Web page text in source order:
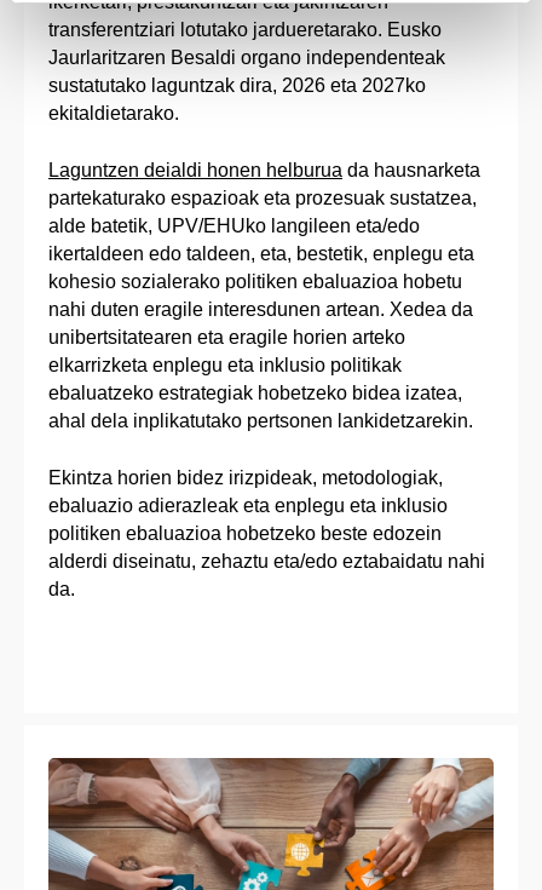
transferentziari lotutako jardueretarako. Eusko
Jaurlaritzaren Besaldi organo independenteak
sustatutako laguntzak dira, 2026 eta 2027ko
ekitaldietarako.
Laguntzen deialdi honen helburua da hausnarketa
partekaturako espazioak eta prozesuak sustatzea,
alde batetik, UPV/EHUko langileen eta/edo
ikertaldeen edo taldeen, eta, bestetik, enplegu eta
kohesio sozialerako politiken ebaluazioa hobetu
nahi duten eragile interesdunen artean. Xedea da
unibertsitatearen eta eragile horien arteko
elkarrizketa enplegu eta inklusio politikak
ebaluatzeko estrategiak hobetzeko bidea izatea,
ahal dela inplikatutako pertsonen lankidetzarekin.
Ekintza horien bidez irizpideak, metodologiak,
ebaluazio adierazleak eta enplegu eta inklusio
politiken ebaluazioa hobetzeko beste edozein
alderdi diseinatu, zehaztu eta/edo eztabaidatu nahi
da.